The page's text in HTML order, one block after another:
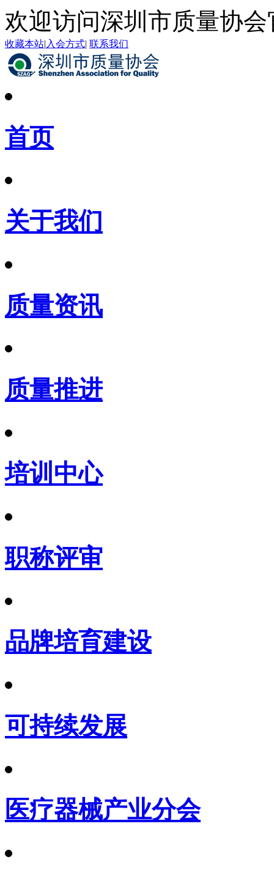
欢迎访问深圳市质量协会
收藏本站| 入会方式| 联系我们
首页
关于我们
质量资讯
质量推进
培训中心
职称评审
品牌培育建设
可持续发展
医疗器械产业分会